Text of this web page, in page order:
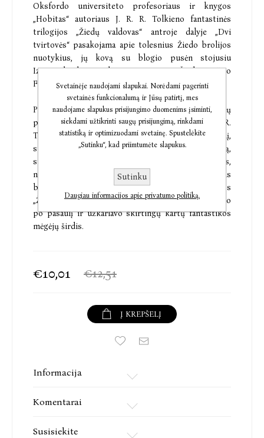
Oksfordo universiteto profesoriaus ir knygos
„Hobitas“ autoriaus J. R. R. Tolkieno fantastinės
trilogijos „Žiedų valdovas“ antroje dalyje „Dvi
tvirtovės“ pasakojama apie tolesnius Žiedo brolijos
nuotykius, jų kovą su blogio pusėn stojusiu
Izengardo burtininku Sarumanu ir Žiedo Nešėjo
Frodo kelionę į Priešo žemes.
Prie geriausių visų laikų fantastikos žanro kūrinių
priskiriamo „Žiedų valdovo“ autorius J. R. R.
Tolkienas sugalvojo nuostabų Viduržemio pasaulį,
sukūrė unikalią jo istoriją, mitologiją ir geografiją,
supažindino skaitytojus su hobitais, elfais,
nykštukais, orkais ir kitomis pasakiškomis
būtybėmis. Daugiau kaip į pusšimtį kalbų išverstos
„Žiedų valdovo“ knygos milijoniniais tiražais pasklido
po pasaulį ir užkariavo skirtingų kartų fantastikos
mėgėjų širdis.
€10,01 €12,51
Į KREPŠELĮ
Informacija
Komentarai
Susisiekite
Svetainėje naudojami slapukai. Norėdami pagerinti
svetainės funkcionalumą ir Jūsų patirtį, mes
naudojame slapukus prisijungimo duomenims įsiminti,
siekdami užtikrinti saugų prisijungimą, rinkdami
statistiką ir optimizuodami svetainę. Spustelėkite
„Sutinku“, kad priimtumėte slapukus.
Sutinku
Daugiau informacijos apie privatumo politiką.